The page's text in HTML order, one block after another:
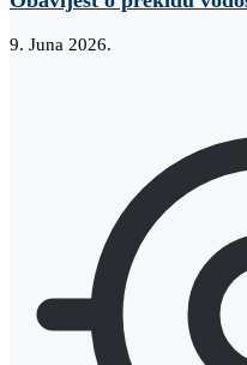
9. Juna 2026.